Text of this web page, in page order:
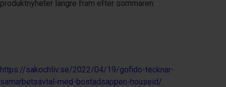
produktnyheter längre fram efter sommaren.
https://sakochliv.se/2022/04/19/gofido-tecknar-
samarbetsavtal-med-bostadsappen-houseid/